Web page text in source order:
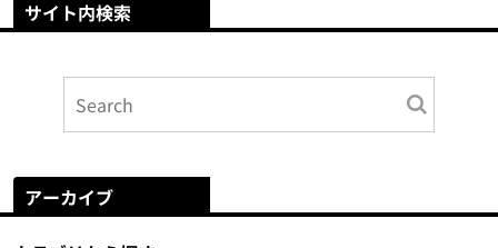
サイト内検索
アーカイブ